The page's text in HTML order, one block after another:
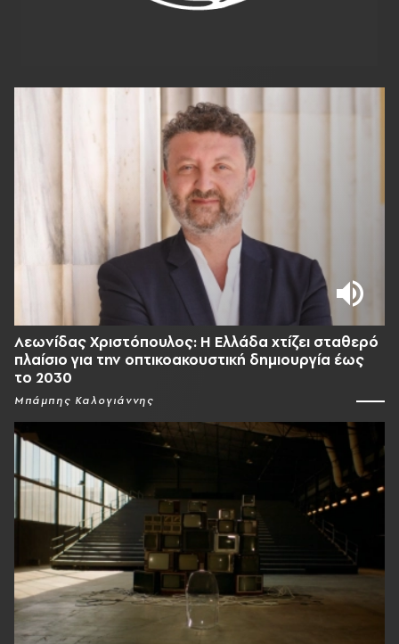
Λεωνίδας Χριστόπουλος: Η Ελλάδα χτίζει σταθερό
πλαίσιο για την οπτικοακουστική δημιουργία έως
το 2030
Μπάμπης Καλογιάννης